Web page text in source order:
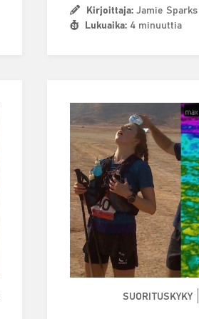
Kirjoittaja:Jamie Sparks
Lukuaika:4 minuuttia
SUORITUSKYKY